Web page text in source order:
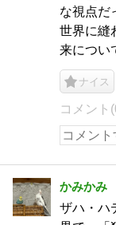
な視点だ
世界に縫
来につい
ナイス
コメント
かみかみ
ザハ・ハ